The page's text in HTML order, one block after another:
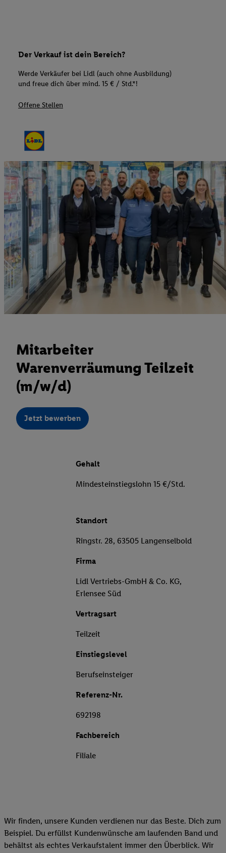
Der Verkauf ist dein Bereich?
Werde Verkäufer bei Lidl (auch ohne Ausbildung)
und freue dich über mind. 15 € / Std.*!
Offene Stellen
Mitarbeiter
Warenverräumung Teilzeit
(m/w/d)
Jetzt bewerben
Gehalt
Mindesteinstiegslohn 15 €/Std.
Standort
Ringstr. 28, 63505 Langenselbold
Firma
Lidl Vertriebs-GmbH & Co. KG,
Erlensee Süd
Vertragsart
Teilzeit
Einstiegslevel
Berufseinsteiger
Referenz-Nr.
692198
Fachbereich
Filiale
Wir finden, unsere Kunden verdienen nur das Beste. Dich zum
Beispiel. Du erfüllst Kundenwünsche am laufenden Band und
behältst als echtes Verkaufstalent immer den Überblick. Wir